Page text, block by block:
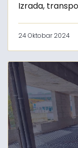
Izrada,
24 Oktobar 2024